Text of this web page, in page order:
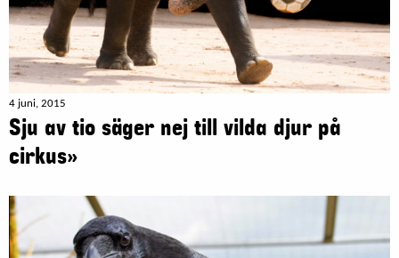
4 juni, 2015
Sju av tio säger nej till vilda djur på
cirkus»